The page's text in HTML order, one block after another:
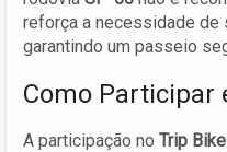
reforça a necessidade
garantindo um passeio
Como Participar
A participação no Trip